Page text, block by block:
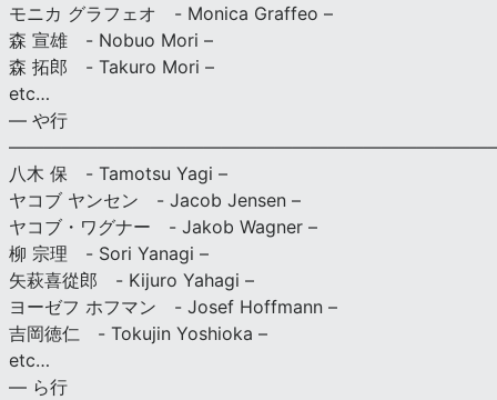
モニカ グラフェオ - Monica Graffeo –
森 宣雄 - Nobuo Mori –
森 拓郎 - Takuro Mori –
etc…
— や行
八木 保 - Tamotsu Yagi –
ヤコブ ヤンセン - Jacob Jensen –
ヤコブ・ワグナー - Jakob Wagner –
柳 宗理 - Sori Yanagi –
矢萩喜從郎 - Kijuro Yahagi –
ヨーゼフ ホフマン - Josef Hoffmann –
吉岡徳仁 - Tokujin Yoshioka –
etc…
— ら行